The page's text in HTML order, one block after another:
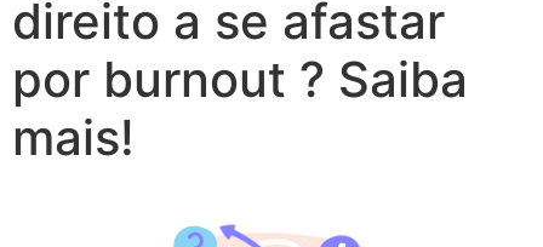
direito a se afastar
por burnout ? Saiba
mais!